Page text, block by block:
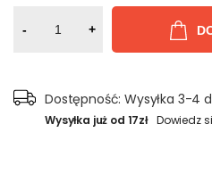
- +
Dostępność: Wysyłka 3-4
Wysyłka już od 17zł Dowiedz